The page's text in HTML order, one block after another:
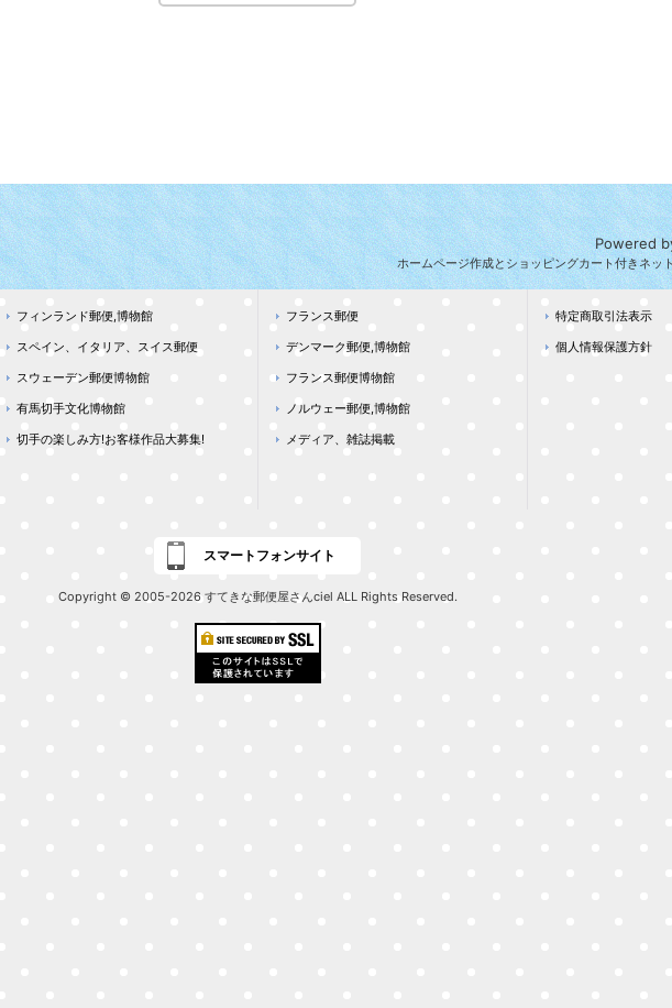
Powered
ホームページ作成とショッピングカート付きネッ
フィンランド郵便,博物館
スペイン、イタリア、スイス郵便
スウェーデン郵便博物館
有馬切手文化博物館
切手の楽しみ方!お客様作品大募集!
フランス郵便
デンマーク郵便,博物館
フランス郵便博物館
ノルウェー郵便,博物館
メディア、雑誌掲載
特定商取引法表示
個人情報保護方針
スマートフォンサイト
Copyright © 2005-2026 すてきな郵便屋さんciel ALL Rights Reserved.